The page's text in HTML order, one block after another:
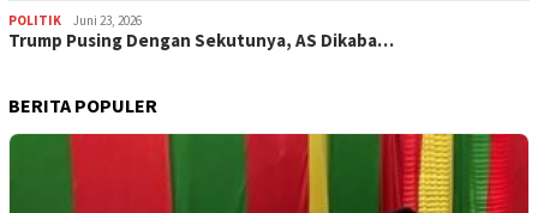
POLITIK Juni 23, 2026
Trump Pusing Dengan Sekutunya, AS Dikaba…
BERITA POPULER